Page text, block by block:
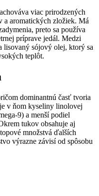
viac prirodzených
a aromatických zložiek. Má
preto sa používa
príprave jedál. Medzi
lisovaný sójový olej, ktorý sa
teplôt.
dominantnú časť tvoria
v ňom kyseliny linolovej
9) a menší podiel
tukov obsahuje aj
množstvá ďalších
výrazne závisí od spôsobu